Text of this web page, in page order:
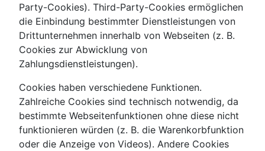
Party-Cookies). Third-Party-Cookies ermöglichen
die Einbindung bestimmter Dienstleistungen von
Drittunternehmen innerhalb von Webseiten (z. B.
Cookies zur Abwicklung von
Zahlungsdienstleistungen).
Cookies haben verschiedene Funktionen.
Zahlreiche Cookies sind technisch notwendig, da
bestimmte Webseitenfunktionen ohne diese nicht
funktionieren würden (z. B. die Warenkorbfunktion
oder die Anzeige von Videos). Andere Cookies